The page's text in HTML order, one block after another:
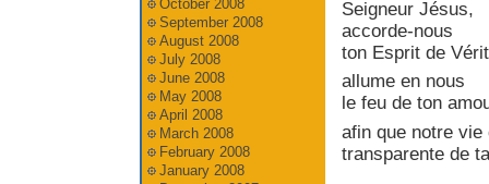
Seigneur Jésus,
accorde-nous
ton Esprit de
allume en nous
le feu de ton
afin que notre vie
transparente de
October 2008
September 2008
August 2008
July 2008
June 2008
May 2008
April 2008
March 2008
February 2008
January 2008